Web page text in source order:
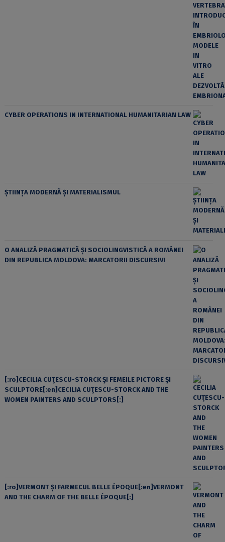
CYBER OPERATIONS IN INTERNATIONAL HUMANITARIAN LAW
ȘTIINȚA MODERNĂ ȘI MATERIALISMUL
O ANALIZĂ PRAGMATICĂ ȘI SOCIOLINGVISTICĂ A ROMÂNEI
DIN REPUBLICA MOLDOVA: MARCATORII DISCURSIVI
[:ro]CECILIA CUŢESCU-STORCK ŞI FEMEILE PICTORE ŞI
SCULPTORE[:en]CECILIA CUŢESCU-STORCK AND THE
WOMEN PAINTERS AND SCULPTORS[:]
[:ro]VERMONT ȘI FARMECUL BELLE ÉPOQUE[:en]VERMONT
AND THE CHARM OF THE BELLE ÉPOQUE[:]